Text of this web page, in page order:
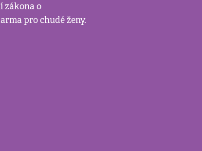
zákona o
pro chudé ženy.